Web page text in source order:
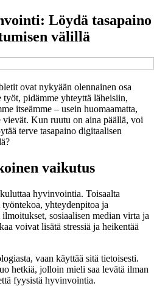
Löydä tasapaino
välillä
ovat nykyään olennainen osa
pidämme yhteyttä läheisiin,
itseämme – usein huomaamatta,
vievät. Kun ruutu on aina päällä, voi
terve tasapaino digitaalisen
vaikutus
hyvinvointia. Toisaalta
yhteydenpitoa ja
sosiaalisen median virta ja
voivat lisätä stressiä ja heikentää
vaan käyttää sitä tietoisesti.
hetkiä, jolloin mieli saa levätä ilman
fyysistä hyvinvointia.